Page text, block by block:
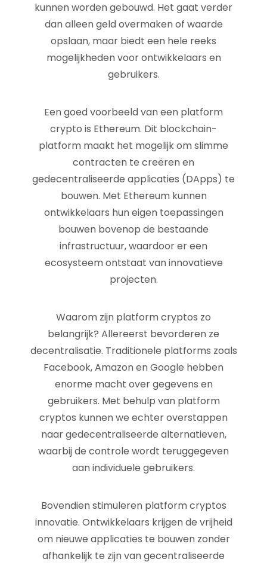
kunnen worden gebouwd. Het gaat verder
dan alleen geld overmaken of waarde
opslaan, maar biedt een hele reeks
mogelijkheden voor ontwikkelaars en
gebruikers.
Een goed voorbeeld van een platform
crypto is Ethereum. Dit blockchain-
platform maakt het mogelijk om slimme
contracten te creëren en
gedecentraliseerde applicaties (DApps) te
bouwen. Met Ethereum kunnen
ontwikkelaars hun eigen toepassingen
bouwen bovenop de bestaande
infrastructuur, waardoor er een
ecosysteem ontstaat van innovatieve
projecten.
Waarom zijn platform cryptos zo
belangrijk? Allereerst bevorderen ze
decentralisatie. Traditionele platforms zoals
Facebook, Amazon en Google hebben
enorme macht over gegevens en
gebruikers. Met behulp van platform
cryptos kunnen we echter overstappen
naar gedecentraliseerde alternatieven,
waarbij de controle wordt teruggegeven
aan individuele gebruikers.
Bovendien stimuleren platform cryptos
innovatie. Ontwikkelaars krijgen de vrijheid
om nieuwe applicaties te bouwen zonder
afhankelijk te zijn van gecentraliseerde